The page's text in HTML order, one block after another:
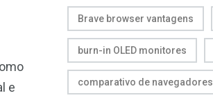
e
Brave browser vantagens
burn-in OLED monitores
comparativo de navegadores